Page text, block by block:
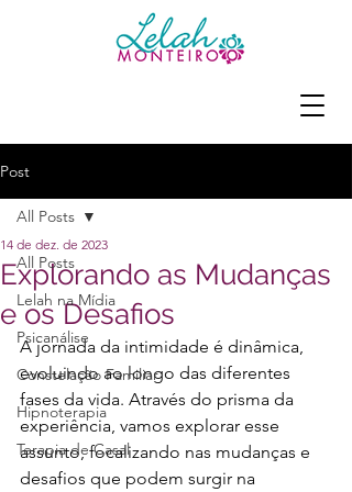
Post
All Posts
Lelah na Mídia
Psicanálise
Constelação Familiar
Hipnoterapia
Terapia de Casal
All Posts
Explorando as Mudanças
e os Desafios
14 de dez. de 2023
A jornada da intimidade é dinâmica,
evoluindo ao longo das diferentes
fases da vida. Através do prisma da
experiência, vamos explorar esse
assunto, focalizando nas mudanças e
desafios que podem surgir na